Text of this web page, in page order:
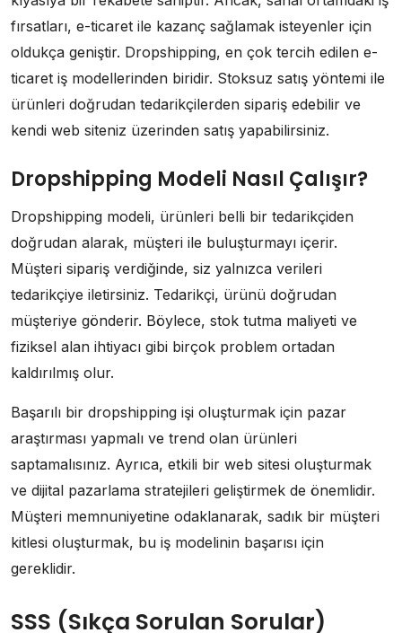
fırsatları, e-ticaret ile kazanç sağlamak isteyenler için
oldukça geniştir. Dropshipping, en çok tercih edilen e-
ticaret iş modellerinden biridir. Stoksuz satış yöntemi ile
ürünleri doğrudan tedarikçilerden sipariş edebilir ve
kendi web siteniz üzerinden satış yapabilirsiniz.
Dropshipping Modeli Nasıl Çalışır?
Dropshipping modeli, ürünleri belli bir tedarikçiden
doğrudan alarak, müşteri ile buluşturmayı içerir.
Müşteri sipariş verdiğinde, siz yalnızca verileri
tedarikçiye iletirsiniz. Tedarikçi, ürünü doğrudan
müşteriye gönderir. Böylece, stok tutma maliyeti ve
fiziksel alan ihtiyacı gibi birçok problem ortadan
kaldırılmış olur.
Başarılı bir dropshipping işi oluşturmak için pazar
araştırması yapmalı ve trend olan ürünleri
saptamalısınız. Ayrıca, etkili bir web sitesi oluşturmak
ve dijital pazarlama stratejileri geliştirmek de önemlidir.
Müşteri memnuniyetine odaklanarak, sadık bir müşteri
kitlesi oluşturmak, bu iş modelinin başarısı için
gereklidir.
SSS (Sıkça Sorulan Sorular)